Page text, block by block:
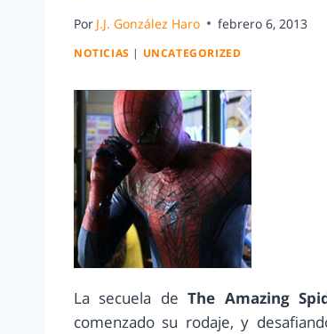
Por J.J. González Haro febrero 6, 2013
NOTICIAS | UNCATEGORIZED
La secuela deThe Amazing
comenzado su rodaje, y